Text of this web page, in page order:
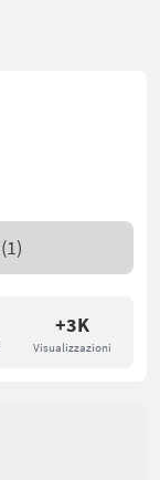
+3K
Visualizzazioni
(1)